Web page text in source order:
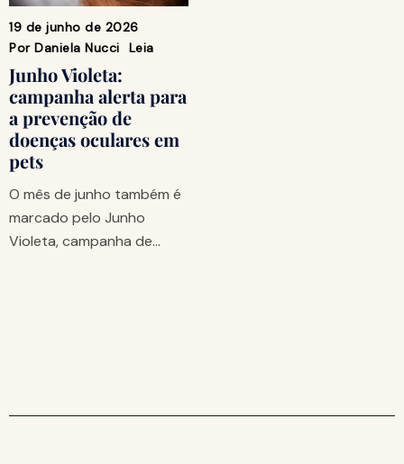
19 de junho de 2026
Por Daniela Nucci Leia
Junho Violeta:
campanha alerta para
a prevenção de
doenças oculares em
pets
O mês de junho também é
marcado pelo Junho
Violeta, campanha de…